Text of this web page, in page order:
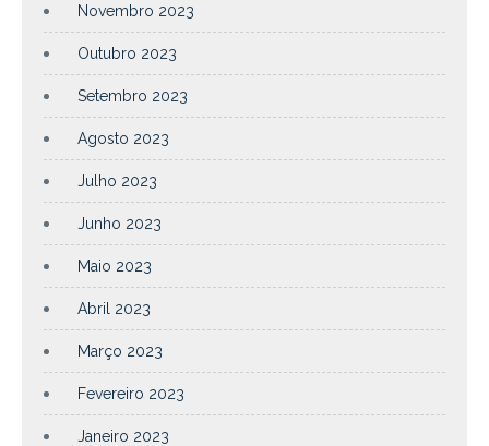
Novembro 2023
Outubro 2023
Setembro 2023
Agosto 2023
Julho 2023
Junho 2023
Maio 2023
Abril 2023
Março 2023
Fevereiro 2023
Janeiro 2023